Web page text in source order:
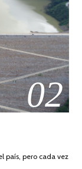
02
país, pero cada vez